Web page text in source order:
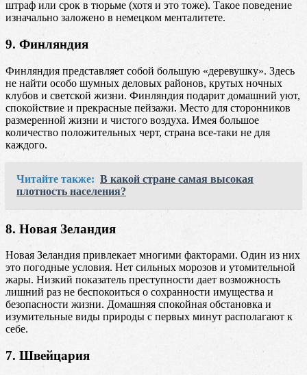
штраф или срок в тюрьме (хотя и это тоже). Такое поведение
изначально заложено в немецком менталитете.
9. Финляндия
Финляндия представляет собой большую «деревушку». Здесь
не найти особо шумных деловых районов, крутых ночных
клубов и светской жизни. Финляндия подарит домашний уют,
спокойствие и прекрасные пейзажи. Место для сторонников
размеренной жизни и чистого воздуха. Имея большое
количество положительных черт, страна все-таки не для
каждого.
Читайте также: В какой стране самая высокая
плотность населения?
8. Новая Зеландия
Новая Зеландия привлекает многими факторами. Один из них
это погодные условия. Нет сильных морозов и утомительной
жары. Низкий показатель преступности дает возможность
лишний раз не беспокоиться о сохранности имущества и
безопасности жизни. Домашняя спокойная обстановка и
изумительные виды природы с первых минут располагают к
себе.
7. Швейцария